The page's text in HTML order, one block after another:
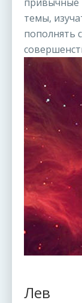
темы,
пополнять
Лев